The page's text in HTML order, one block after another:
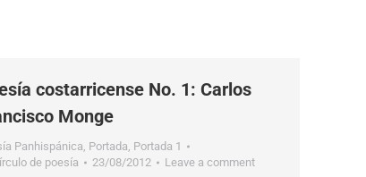
costarricense No. 1: Carlos
Monge
Panhispánica, Portada, Portada 1
de poesía 23/08/2012 Leave a comment